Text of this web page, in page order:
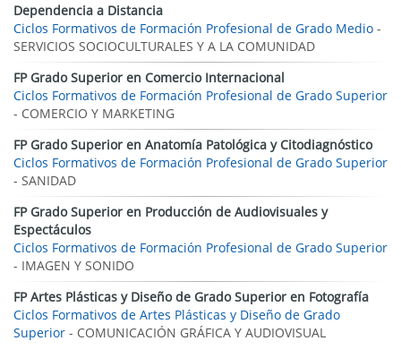
Dependencia a Distancia
Ciclos Formativos de Formación Profesional de Grado Medio -
SERVICIOS SOCIOCULTURALES Y A LA COMUNIDAD
FP Grado Superior en Comercio Internacional
Ciclos Formativos de Formación Profesional de Grado Superior
- COMERCIO Y MARKETING
FP Grado Superior en Anatomía Patológica y Citodiagnóstico
Ciclos Formativos de Formación Profesional de Grado Superior
- SANIDAD
FP Grado Superior en Producción de Audiovisuales y
Espectáculos
Ciclos Formativos de Formación Profesional de Grado Superior
- IMAGEN Y SONIDO
FP Artes Plásticas y Diseño de Grado Superior en Fotografía
Ciclos Formativos de Artes Plásticas y Diseño de Grado
Superior - COMUNICACIÓN GRÁFICA Y AUDIOVISUAL